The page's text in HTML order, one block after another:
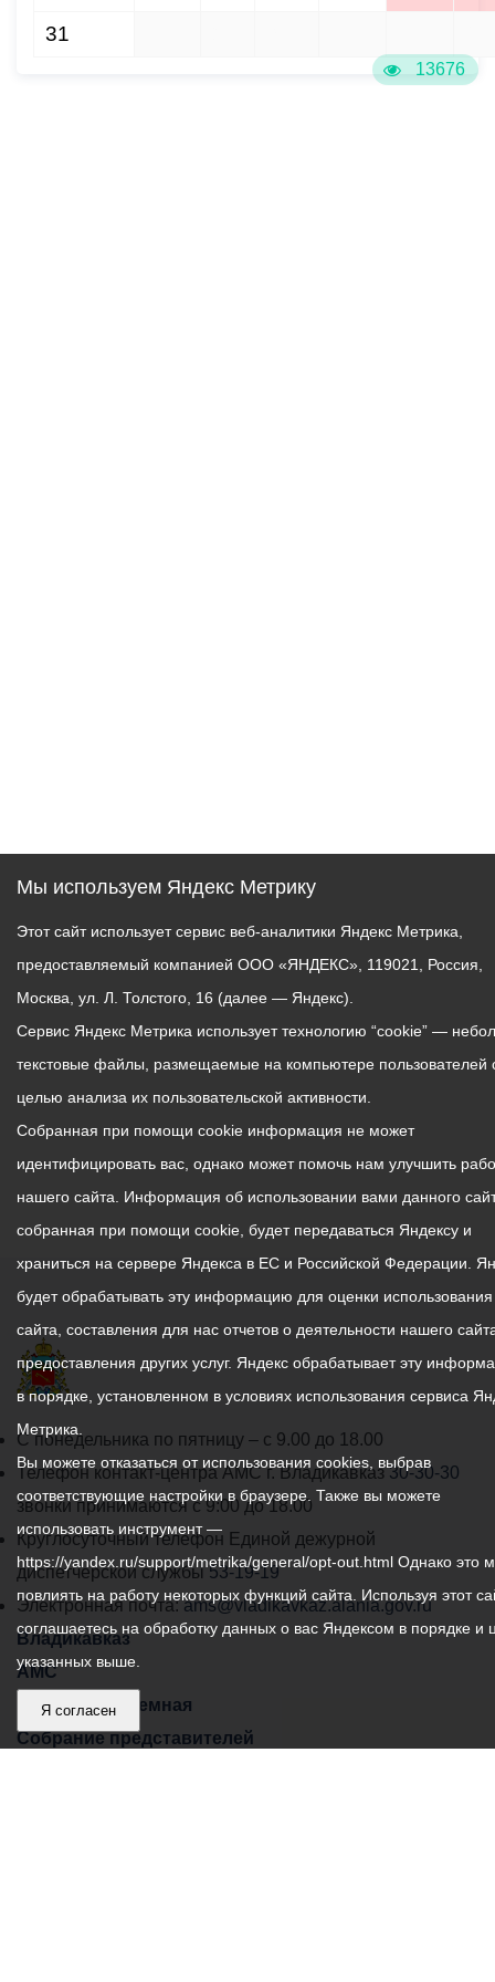
13676
31
График
работы
администрации
местного
самоуправления
города
Владикавказ:
С понедельника по пятницу – с 9.00 до 18.00
Телефон контакт-центра АМС г. Владикавказ30-30-30
звонки принимаются с 9:00 до 18:00
Круглосуточный телефон Единой дежурной
диспетчерской службы53-19-19
Электронная почта:ams@vladikavkaz.alania.gov.ru
Владикавказ
АМС
Интернет приемная
Собрание представителей
Мы используем Яндекс Метрику
Этот сайт использует сервис веб-аналитики Яндекс Метрика,
предоставляемый компанией ООО «ЯНДЕКС», 119021, Россия,
Москва, ул. Л. Толстого, 16 (далее — Яндекс).
Сервис Яндекс Метрика использует технологию “cookie” —
текстовые файлы, размещаемые на компьютере пользователей
целью анализа их пользовательской активности.
Собранная при помощи cookie информация не может
идентифицировать вас, однако может помочь нам улучшить
нашего сайта. Информация об использовании вами данного
собранная при помощи cookie, будет передаваться Яндексу и
храниться на сервере Яндекса в ЕС и Российской Федерации.
будет обрабатывать эту информацию для оценки
сайта, составления для нас отчетов о деятельности нашего
предоставления других услуг. Яндекс обрабатывает эту
в порядке, установленном в условиях использования сервиса
Метрика.
Вы можете отказаться от использования cookies, выбрав
соответствующие настройки в браузере. Также вы можете
использовать инструмент —
https://yandex.ru/support/metrika/general/opt-out.html Однако это
повлиять на работу некоторых функций сайта. Используя этот
соглашаетесь на обработку данных о вас Яндексом в порядке и
указанных выше.
Я согласен